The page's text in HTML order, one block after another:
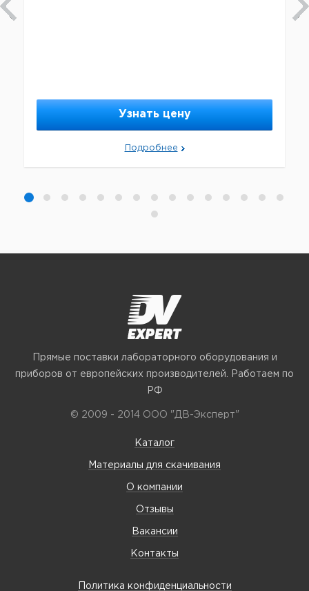
Узнать цену
Подробнее
Прямые поставки лабораторного оборудования и
приборов от европейских производителей. Работаем по
РФ
© 2009 - 2014 ООО "ДВ-Эксперт"
Каталог
Материалы для скачивания
О компании
Отзывы
Вакансии
Контакты
Политика конфиденциальности